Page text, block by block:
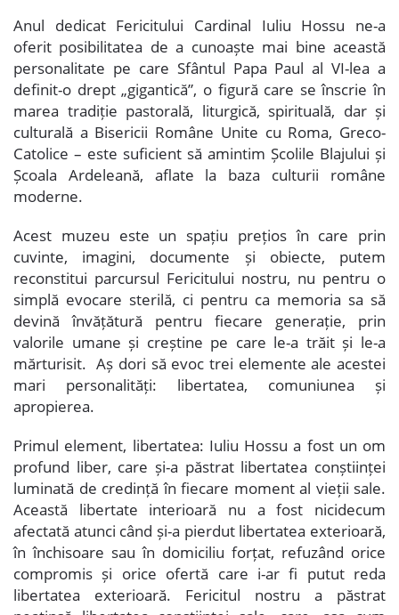
Anul dedicat Fericitului Cardinal Iuliu Hossu ne-a
oferit posibilitatea de a cunoaște mai bine această
personalitate pe care Sfântul Papa Paul al VI-lea a
definit-o drept „gigantică”, o figură care se înscrie în
marea tradiție pastorală, liturgică, spirituală, dar și
culturală a Bisericii Române Unite cu Roma, Greco-
Catolice – este suficient să amintim Școlile Blajului și
Școala Ardeleană, aflate la baza culturii române
moderne.
Acest muzeu este un spațiu prețios în care prin
cuvinte, imagini, documente și obiecte, putem
reconstitui parcursul Fericitului nostru, nu pentru o
simplă evocare sterilă, ci pentru ca memoria sa să
devină învățătură pentru fiecare generație, prin
valorile umane și creștine pe care le-a trăit și le-a
mărturisit. Aș dori să evoc trei elemente ale acestei
mari personalități: libertatea, comuniunea și
apropierea.
Primul element, libertatea: Iuliu Hossu a fost un om
profund liber, care și-a păstrat libertatea conștiinței
luminată de credință în fiecare moment al vieții sale.
Această libertate interioară nu a fost nicidecum
afectată atunci când și-a pierdut libertatea exterioară,
în închisoare sau în domiciliu forțat, refuzând orice
compromis și orice ofertă care i-ar fi putut reda
libertatea exterioară. Fericitul nostru a păstrat